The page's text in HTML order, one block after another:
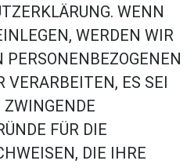
WENN
WERDEN WIR
ES SEI
FÜR DIE
DIE IHRE